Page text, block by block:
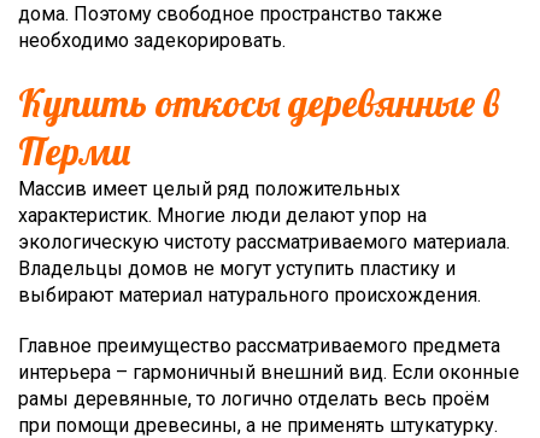
дома. Поэтому свободное пространство также
необходимо задекорировать.
Купить откосы деревянные в
Перми
Массив имеет целый ряд положительных
характеристик. Многие люди делают упор на
экологическую чистоту рассматриваемого материала.
Владельцы домов не могут уступить пластику и
выбирают материал натурального происхождения.
Главное преимущество рассматриваемого предмета
интерьера – гармоничный внешний вид. Если оконные
рамы деревянные, то логично отделать весь проём
при помощи древесины, а не применять штукатурку.